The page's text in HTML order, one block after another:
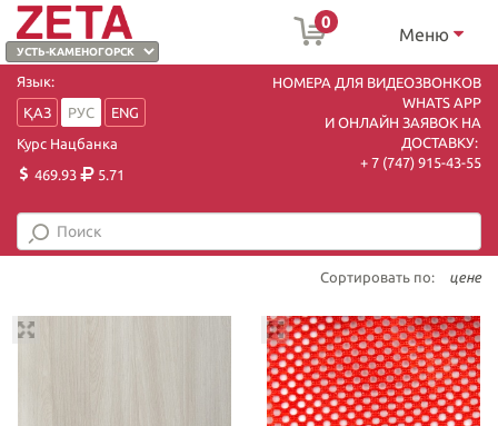
0
Меню
Язык:
ҚАЗ
РУС
ENG
Курс Нацбанка
469.93
5.71
НОМЕРА ДЛЯ ВИДЕОЗВОНКОВ
WHATS APP
И ОНЛАЙН ЗАЯВОК НА
ДОСТАВКУ:
+ 7 (747) 915-43-55
Сортировать по: цене